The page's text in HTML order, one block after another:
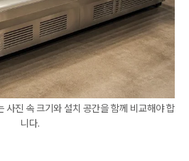
사진 속 크기와 설치 공간을 함께 비교해야 합
니다.